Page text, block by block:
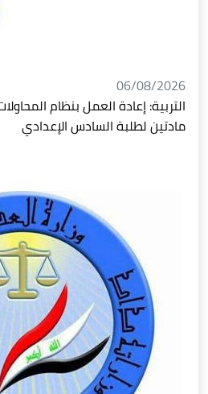
06/08/2026
التربية: إعادة العمل بنظام
مادتين لطلبة السادس الإعدادي